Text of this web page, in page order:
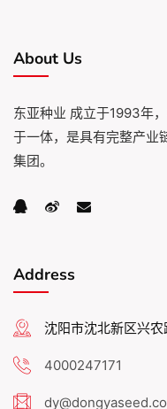
About Us
东亚种业 成立于1993年
于一体，是具有完整产业
集团。
Address
沈阳市沈北新区兴
4000247171